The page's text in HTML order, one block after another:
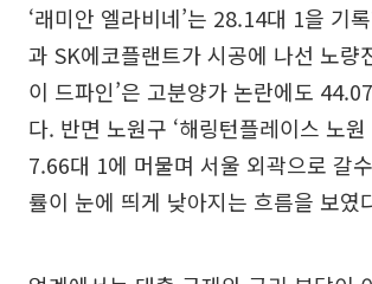
‘래미안 엘라비네’는 28.14대 1을 기
과 SK에코플랜트가 시공에 나선 노량
이 드파인’은 고분양가 논란에도
다. 반면 노원구 ‘해링턴플레이스 노원
7.66대 1에 머물며 서울 외곽으로 갈
률이 눈에 띄게 낮아지는 흐름을 보였